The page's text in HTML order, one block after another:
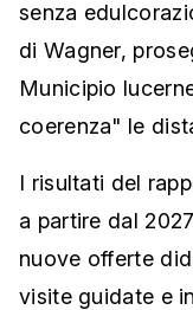
senza
di Wagner,
Municipio
coerenza" le
I risultati del
a partire dal
nuove offerte
visite guidate e